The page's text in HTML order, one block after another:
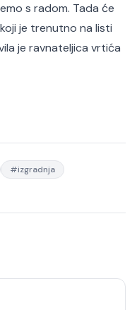
s radom. Tada će
je trenutno na listi
je ravnateljica vrtića
#izgradnja